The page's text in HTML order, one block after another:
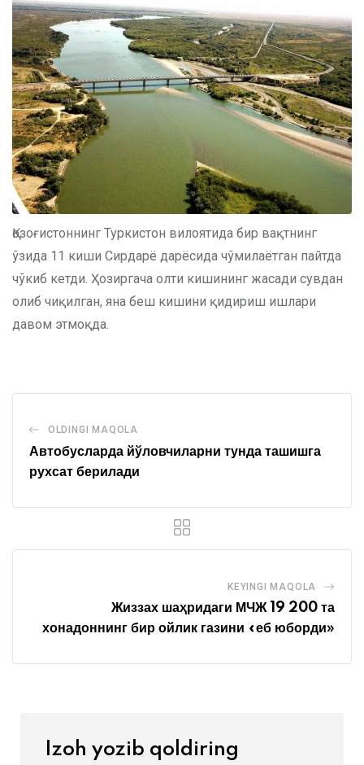
Қозоғистоннинг Туркистон вилоятида бир вақтнинг
ўзида 11 киши Сирдарё дарёсида чўмилаётган пайтда
чўкиб кетди. Ҳозиргача олти кишининг жасади сувдан
олиб чиқилган, яна беш кишини қидириш ишлари
давом этмоқда.
OLDINGI MAQOLA
Автобусларда йўловчиларни тунда ташишга
рухсат берилади
KEYINGI MAQOLA
Жиззах шаҳридаги МЧЖ 19 200 та
хонадоннинг бир ойлик газини «еб юборди»
Izoh yozib qoldiring